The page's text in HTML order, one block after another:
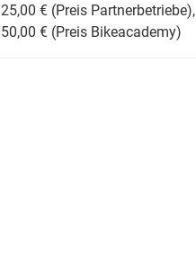
25,00 € (Preis Partnerbetriebe),
50,00 € (Preis Bikeacademy)